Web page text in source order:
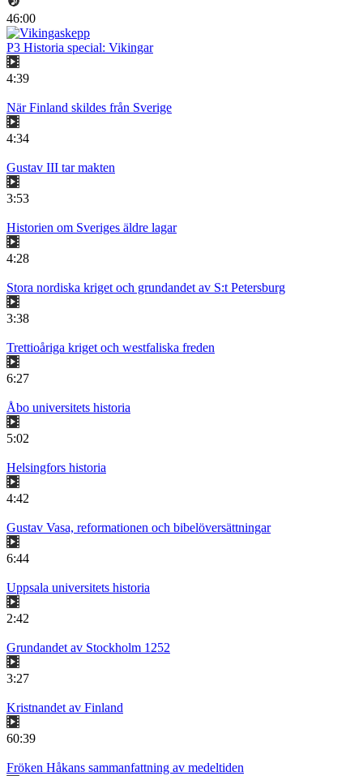
46:00
P3 Historia special: Vikingar
4:39
När Finland skildes från Sverige
4:34
Gustav III tar makten
3:53
Historien om Sveriges äldre lagar
4:28
Stora nordiska kriget och grundandet av S:t Petersburg
3:38
Trettioåriga kriget och westfaliska freden
6:27
Åbo universitets historia
5:02
Helsingfors historia
4:42
Gustav Vasa, reformationen och bibelöversättningar
6:44
Uppsala universitets historia
2:42
Grundandet av Stockholm 1252
3:27
Kristnandet av Finland
60:39
Fröken Håkans sammanfattning av medeltiden